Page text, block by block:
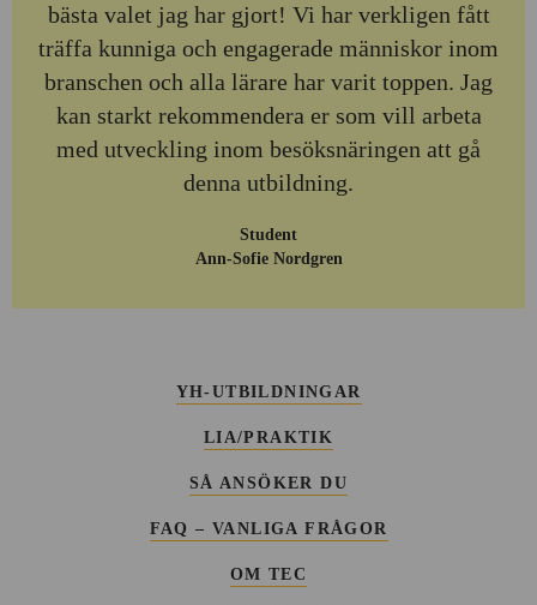
bästa valet jag har gjort! Vi har verkligen fått
träffa kunniga och engagerade människor inom
branschen och alla lärare har varit toppen. Jag
kan starkt rekommendera er som vill arbeta
med utveckling inom besöksnäringen att gå
denna utbildning.
Student
Ann-Sofie Nordgren
YH-UTBILDNINGAR
LIA/PRAKTIK
SÅ ANSÖKER DU
FAQ – VANLIGA FRÅGOR
OM TEC